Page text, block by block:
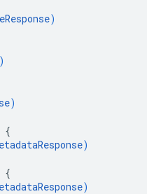
)
)
)
{
)
{
)